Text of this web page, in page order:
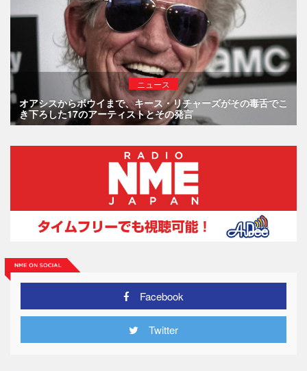
ニュース
オアシスからボウイまで、キース・リチャーズがその毒舌でこ
き下ろした17のアーティストとその発言
Facebook
Twitter